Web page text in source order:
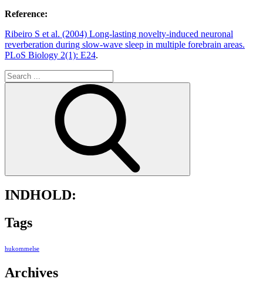
Reference:
Ribeiro S et al. (2004) Long-lasting novelty-induced neuronal
reverberation during slow-wave sleep in multiple forebrain areas.
PLoS Biology 2(1): E24.
Search
for:
INDHOLD:
Tags
hukommelse
Archives